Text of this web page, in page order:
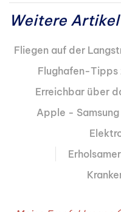
Weitere
Fliegen auf der
Flughafen-Tipps
Erreichbar über
Apple -